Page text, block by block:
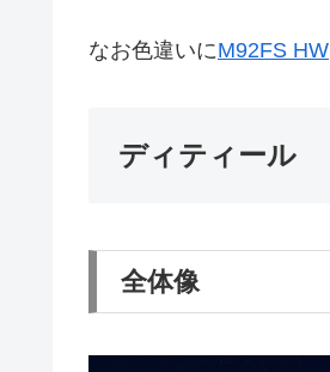
なお色違いにM92FS HW
ディティール
全体像